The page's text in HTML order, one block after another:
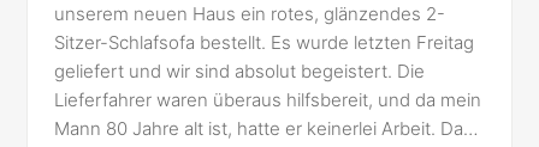
unserem neuen Haus ein rotes, glänzendes 2-
Sitzer-Schlafsofa bestellt. Es wurde letzten Freitag
geliefert und wir sind absolut begeistert. Die
Lieferfahrer waren überaus hilfsbereit, und da mein
Mann 80 Jahre alt ist, hatte er keinerlei Arbeit. Das